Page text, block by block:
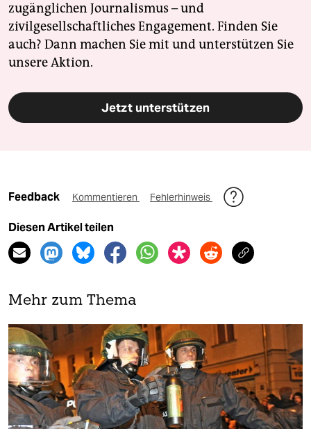
zugänglichen Journalismus – und
zivilgesellschaftliches Engagement. Finden Sie
auch? Dann machen Sie mit und unterstützen Sie
unsere Aktion.
Jetzt unterstützen
Feedback Kommentieren Fehlerhinweis
Diesen Artikel teilen
Mehr zum Thema